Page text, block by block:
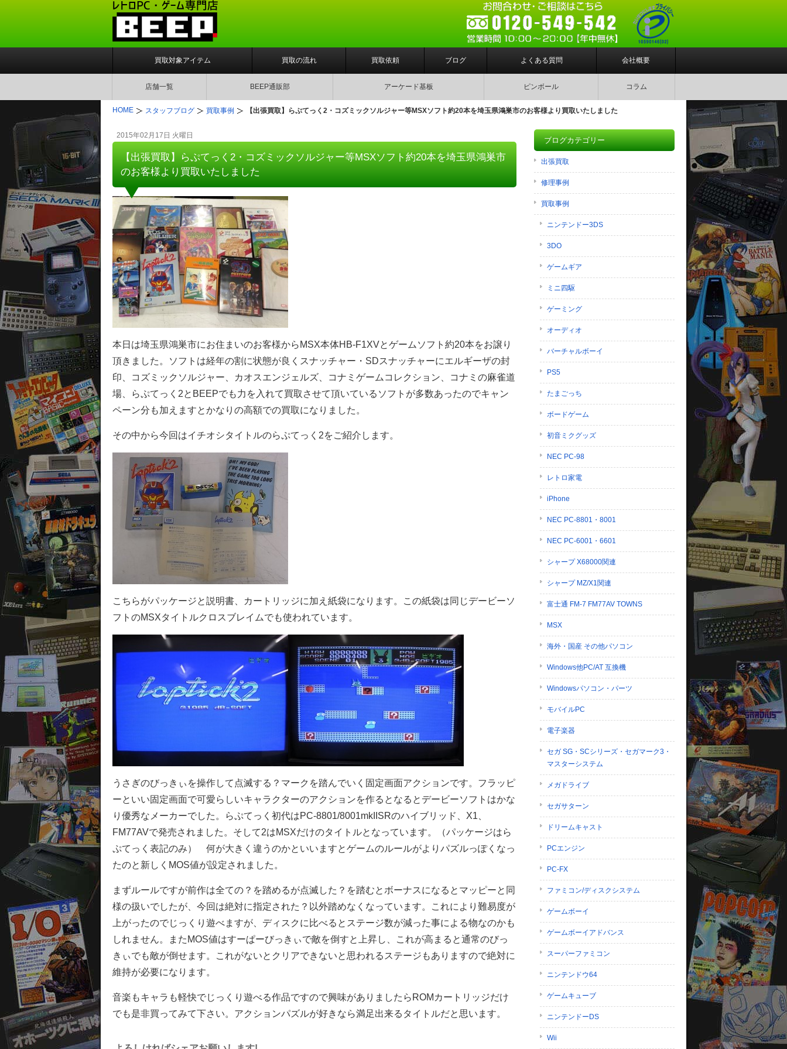
買取対象アイテム 買取の流れ 買取依頼 ブログ よくある質問 会社概要
店舗一覧 BEEP通販部 アーケード基板 ピンボール コラム
HOME スタッフブログ 買取事例 【出張買取】らぷてっく2・コズミックソルジャー等MSXソフト約20本を埼玉県鴻巣市のお客様より買取いたしました
2015年02月17日 火曜日
【出張買取】らぷてっく2・コズミックソルジャー等MSXソフト約20本を埼玉県鴻巣市
のお客様より買取いたしました
本日は埼玉県鴻巣市にお住まいのお客様からMSX本体HB-F1XVとゲームソフト約20本をお譲り
頂きました。ソフトは経年の割に状態が良くスナッチャー・SDスナッチャーにエルギーザの封
印、コズミックソルジャー、カオスエンジェルズ、コナミゲームコレクション、コナミの麻雀道
場、らぷてっく2とBEEPでも力を入れて買取させて頂いているソフトが多数あったのでキャン
ペーン分も加えますとかなりの高額での買取になりました。
その中から今回はイチオシタイトルのらぷてっく2をご紹介します。
こちらがパッケージと説明書、カートリッジに加え紙袋になります。この紙袋は同じデービーソ
フトのMSXタイトルクロスブレイムでも使われています。
うさぎのびっきぃを操作して点滅する？マークを踏んでいく固定画面アクションです。フラッピ
ーといい固定画面で可愛らしいキャラクターのアクションを作るとなるとデービーソフトはかな
り優秀なメーカーでした。らぷてっく初代はPC-8801/8001mkIISRのハイブリッド、X1、
FM77AVで発売されました。そして2はMSXだけのタイトルとなっています。（パッケージはら
ぷてっく表記のみ） 何が大きく違うのかといいますとゲームのルールがよりパズルっぽくなっ
たのと新しくMOS値が設定されました。
まずルールですが前作は全ての？を踏めるが点滅した？を踏むとボーナスになるとマッピーと同
様の扱いでしたが、今回は絶対に指定された？以外踏めなくなっています。これにより難易度が
上がったのでじっくり遊べますが、ディスクに比べるとステージ数が減った事による物なのかも
しれません。またMOS値はすーぱーびっきぃで敵を倒すと上昇し、これが高まると通常のびっ
きぃでも敵が倒せます。これがないとクリアできないと思われるステージもありますので絶対に
維持が必要になります。
音楽もキャラも軽快でじっくり遊べる作品ですので興味がありましたらROMカートリッジだけ
でも是非買ってみて下さい。アクションパズルが好きなら満足出来るタイトルだと思います。
ブログカテゴリー
出張買取
修理事例
買取事例
ニンテンドー3DS
3DO
ゲームギア
ミニ四駆
ゲーミング
オーディオ
バーチャルボーイ
PS5
たまごっち
ボードゲーム
初音ミクグッズ
NEC PC-98
レトロ家電
iPhone
NEC PC-8801・8001
NEC PC-6001・6601
シャープ X68000関連
シャープ MZ/X1関連
富士通 FM-7 FM77AV TOWNS
MSX
海外・国産 その他パソコン
Windows他PC/AT 互換機
Windowsパソコン・パーツ
モバイルPC
電子楽器
セガ SG・SCシリーズ・セガマーク3・
マスターシステム
メガドライブ
セガサターン
ドリームキャスト
PCエンジン
PC-FX
ファミコン/ディスクシステム
ゲームボーイ
ゲームボーイアドバンス
スーパーファミコン
ニンテンドウ64
ゲームキューブ
ニンテンドーDS
Wii